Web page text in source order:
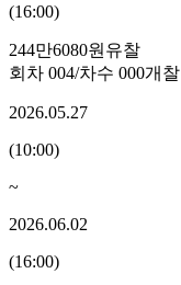
(16:00)
244만6080원 유찰
회차 004/차수 000개찰
2026.05.27
(10:00)
~
2026.06.02
(16:00)